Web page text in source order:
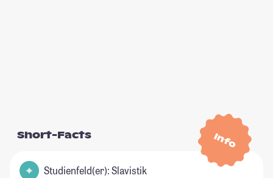
Info
Short-Facts
Studienfeld(er): Slavistik